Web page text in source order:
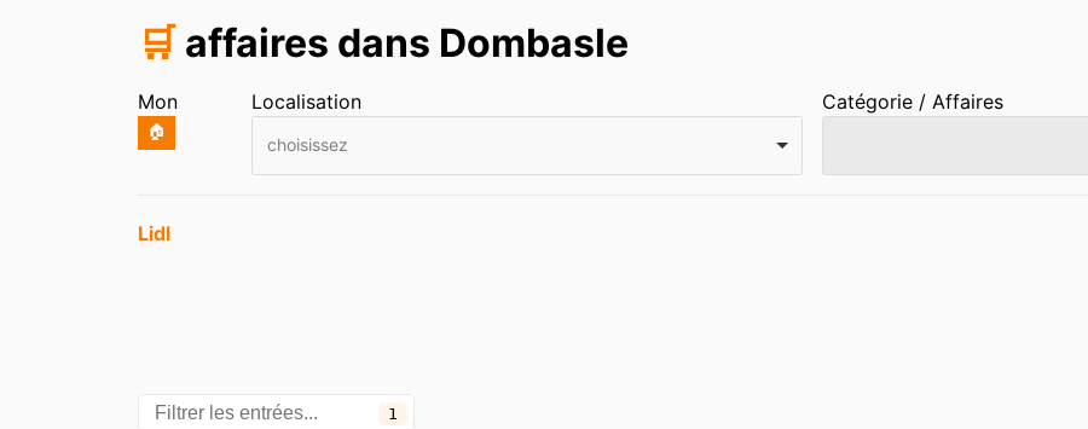
🛒 affaires dans Dombasle
Mon
🏠
Localisation
choisissez
Catégorie / Affaires
Entrées
Lidl
1